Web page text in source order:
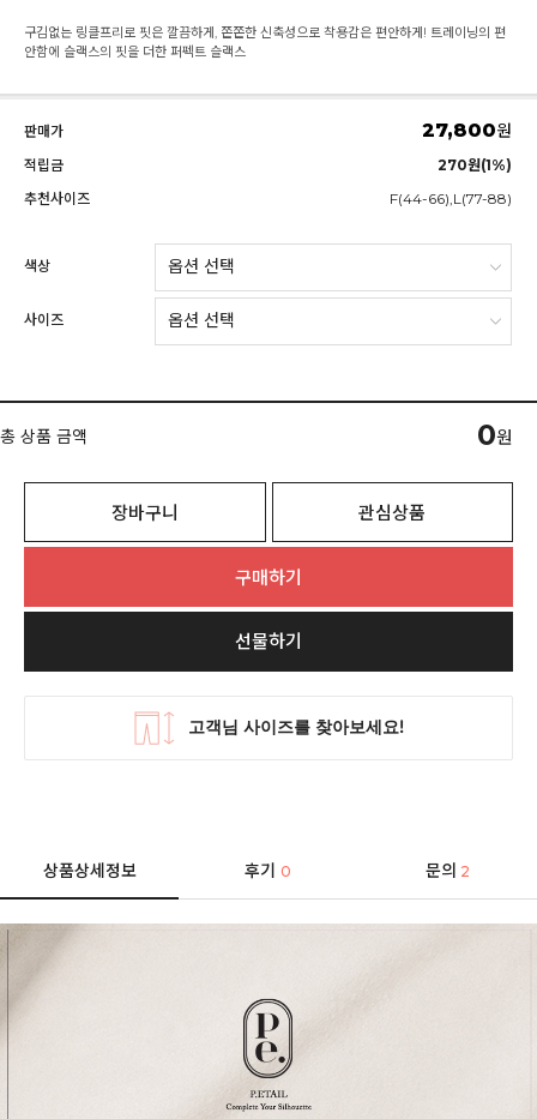
구김없는 링클프리로 핏은 깔끔하게, 쫀쫀한 신축성으로 착용감은 편안하게! 트레이닝의 편
안함에 슬랙스의 핏을 더한 퍼펙트 슬랙스
판매가 27,800원
적립금
270원(1%)
추천사이즈
F(44-66),L(77-88)
색상
사이즈
총 상품 금액 0원
장바구니 관심상품
구매하기
선물하기
상품상세정보 후기0 문의 2